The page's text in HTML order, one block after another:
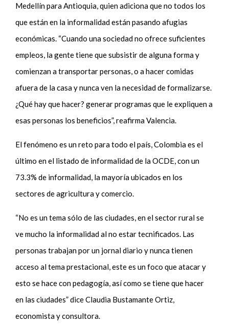
Medellín para Antioquia, quien adiciona que no todos los
que están en la informalidad están pasando afugias
económicas. “Cuando una sociedad no ofrece suficientes
empleos, la gente tiene que subsistir de alguna forma y
comienzan a transportar personas, o a hacer comidas
afuera de la casa y nunca ven la necesidad de formalizarse.
¿Qué hay que hacer? generar programas que le expliquen a
esas personas los beneficios”, reafirma Valencia.
El fenómeno es un reto para todo el país, Colombia es el
último en el listado de informalidad de la OCDE, con un
73.3% de informalidad, la mayoría ubicados en los
sectores de agricultura y comercio.
“No es un tema sólo de las ciudades, en el sector rural se
ve mucho la informalidad al no estar tecnificados. Las
personas trabajan por un jornal diario y nunca tienen
acceso al tema prestacional, este es un foco que atacar y
esto se hace con pedagogía, así como se tiene que hacer
en las ciudades” dice Claudia Bustamante Ortiz,
economista y consultora.